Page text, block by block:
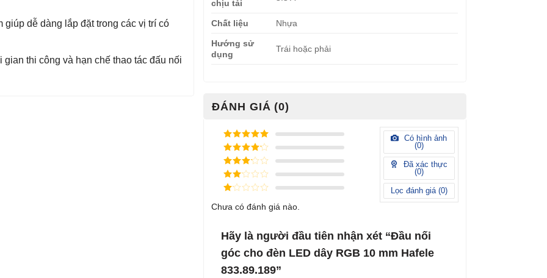
dễ dàng lắp đặt trong các vị trí có
thi công và hạn chế thao tác đấu nối
chịu tải
Chất liệu Nhựa
Hướng sử
dụng
Trái hoặc phải
ĐÁNH GIÁ (0)
Được xếp
hạng
5
5
sao
Được xếp
hạng
4
5
sao
Được
xếp
hạng3
Được
hạng
2 5
xếp
5
Có hình ảnh
(0)
Đã xác thực
(0)
Lọc đánh giá (0)
Chưa có đánh giá nào.
Hãy là người đầu tiên nhận xét “Đầu nối
góc cho đèn LED dây RGB 10 mm Hafele
833.89.189”